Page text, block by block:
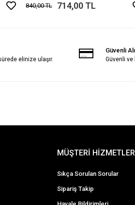
840,00 TL 714,00 TL
elinize ulaşır.
Güvenli
Güvenli
MÜŞTERİ
Sıkça Sorulan Sorular
Sipariş Takip